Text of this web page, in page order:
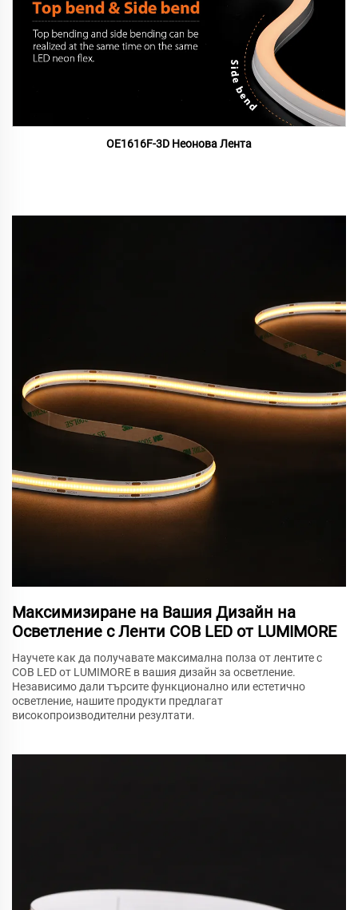
OE1616F-3D Неонова Лента
Максимизиране на Вашия Дизайн на
Осветление с Ленти COB LED от LUMIMORE
Научете как да получавате максимална полза от лентите с
COB LED от LUMIMORE в вашия дизайн за осветление.
Независимо дали търсите функционално или естетично
осветление, нашите продукти предлагат
високопроизводителни резултати.